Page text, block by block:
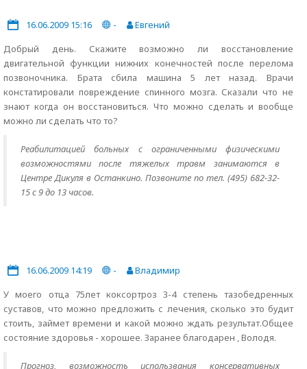
16.06.2009 15:16 -
Евгений
Добрый день. Скажите возможно ли восстановление
двигательной функции нижних конечностей после перелома
позвоночника. Брата сбила машина 5 лет назад. Врачи
констатировали повреждение спинного мозга. Сказали что не
знают когда он восстановиться. Что можно сделать и вообще
можно ли сделать что то?
Реабилитацией больных с ограниченными физическими
возможностями после тяжелых травм занимаются в
Центре Дикуля в Останкино. Позвоните по тел. (495) 682-32-
15 с 9 до 13 часов.
16.06.2009 14:19 -
Владимир
У моего отца 75лет коксортроз 3-4 степень тазобедренных
суставов, что можно предложить с лечения, сколько это будит
стоить, займет времени и какой можно ждать результат.Общее
состояние здоровья - хорошее. Заранее благодарен , Володя.
Прогноз, возможность использвания консервативных